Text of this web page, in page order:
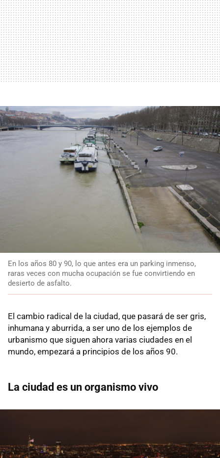
En los años 80 y 90, lo que antes era un parking inmenso,
raras veces con mucha ocupación se fue convirtiendo en
desierto de asfalto.
El cambio radical de la ciudad, que pasará de ser gris,
inhumana y aburrida, a ser uno de los ejemplos de
urbanismo que siguen ahora varias ciudades en el
mundo, empezará a principios de los años 90.
La ciudad es un organismo vivo